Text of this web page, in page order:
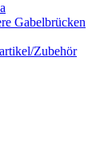
Gabelbrücken
Zubehör